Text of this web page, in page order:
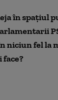
în spaţiul
niciun fel la
face?